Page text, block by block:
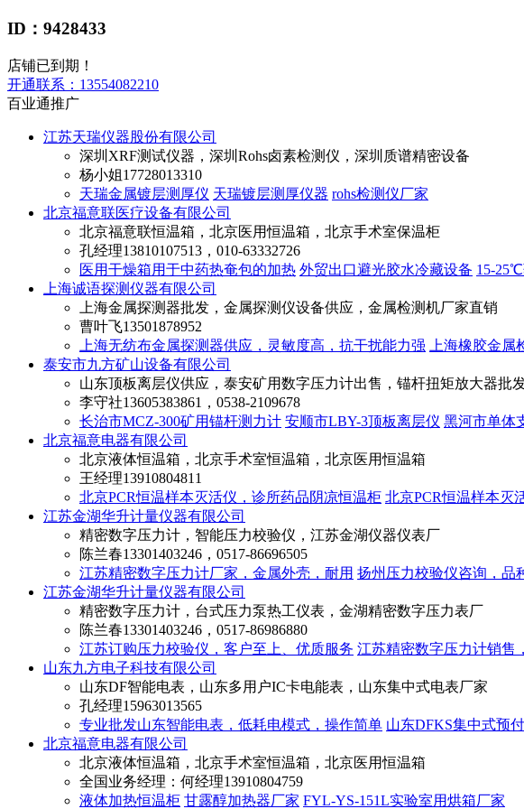
ID：9428433
店铺已到期！
开通联系： 13554082210
百业通推广
江苏天瑞仪器股份有限公司
深圳XRF测试仪器，深圳Rohs卤素检测仪，深圳质谱精密设备
杨小姐17728013310
天瑞金属镀层测厚仪 天瑞镀层测厚仪器 rohs检测仪厂家
北京福意联医疗设备有限公司
北京福意联恒温箱，北京医用恒温箱，北京手术室保温柜
孔经理13810107513，010-63332726
医用干燥箱用于中药热奄包的加热 外贸出口避光胶水冷藏设备 15-
上海诚语探测仪器有限公司
上海金属探测器批发，金属探测仪设备供应，金属检测机厂家直销
曹叶飞13501878952
上海无纺布金属探测器供应，灵敏度高，抗干扰能力强 上海橡胶金属
泰安市九方矿山设备有限公司
山东顶板离层仪供应，泰安矿用数字压力计出售，锚杆扭矩放大器批
李守社13605383861，0538-2109678
长治市MCZ-300矿用锚杆测力计 安顺市LBY-3顶板离层仪 黑河市单体
北京福意电器有限公司
北京液体恒温箱，北京手术室恒温箱，北京医用恒温箱
王经理13910804811
北京PCR恒温样本灭活仪，诊所药品阴凉恒温柜 北京PCR恒温样本灭
江苏金湖华升计量仪器有限公司
精密数字压力计，智能压力校验仪，江苏金湖仪器仪表厂
陈兰春13301403246，0517-86696505
江苏精密数字压力计厂家，金属外壳，耐用 扬州压力校验仪咨询，品
江苏金湖华升计量仪器有限公司
精密数字压力计，台式压力泵热工仪表，金湖精密数字压力表厂
陈兰春13301403246，0517-86986880
江苏订购压力校验仪，客户至上、优质服务 江苏精密数字压力计销售
山东九方电子科技有限公司
山东DF智能电表，山东多用户IC卡电能表，山东集中式电表厂家
孔经理15963013565
专业批发山东智能电表，低耗电模式，操作简单 山东DFKS集中式预
北京福意电器有限公司
北京液体恒温箱，北京手术室恒温箱，北京医用恒温箱
全国业务经理：何经理13910804759
液体加热恒温柜 甘露醇加热器厂家 FYL-YS-151L实验室用烘箱厂家